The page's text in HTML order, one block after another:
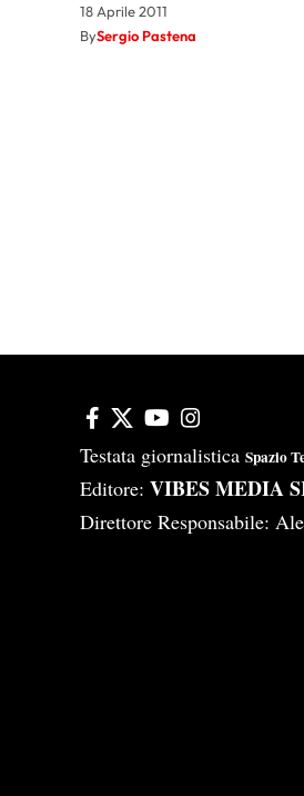
18 Aprile 2011
BySergio Pastena
Testata giornalistica Spazio
Editore: VIBES MEDIA
Direttore Responsabile: